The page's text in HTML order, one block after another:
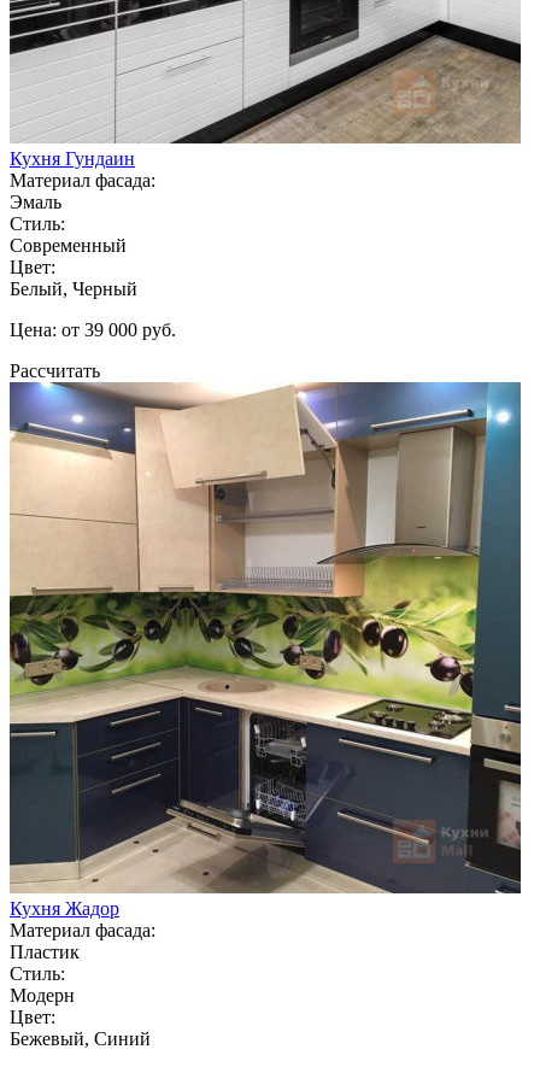
Кухня Гундаин
Материал фасада:
Эмаль
Стиль:
Современный
Цвет:
Белый, Черный
Цена: от 39 000 руб.
Рассчитать
Кухня Жадор
Материал фасада:
Пластик
Стиль:
Модерн
Цвет:
Бежевый, Синий